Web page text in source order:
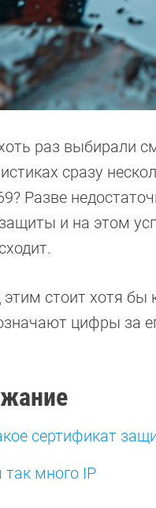
раз выбирали
сразу
Разве
и на этом
стоит хотя бы
цифры за
сертификат
много IP